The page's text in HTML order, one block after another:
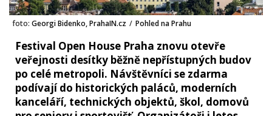
foto: Georgi Bidenko, PrahaIN.cz / Pohled na Prahu
Festival Open House Praha znovu otevře
veřejnosti desítky běžně nepřístupných budov
po celé metropoli. Návštěvníci se zdarma
podívají do historických paláců, moderních
kanceláří, technických objektů, škol, domovů